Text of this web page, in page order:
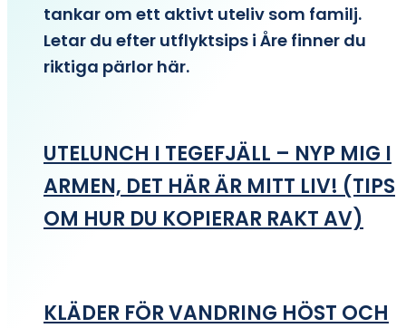
tankar om ett aktivt uteliv som familj.
Letar du efter utflyktsips i Åre finner du
riktiga pärlor här.
UTELUNCH I TEGEFJÄLL – NYP MIG I
ARMEN, DET HÄR ÄR MITT LIV! (TIPS
OM HUR DU KOPIERAR RAKT AV)
KLÄDER FÖR VANDRING HÖST OCH